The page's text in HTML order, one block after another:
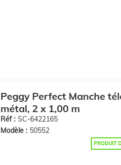
Peggy Perfect Manche
métal, 2 x 1,00 m
Réf : SC-6422165
Modèle : 50552
PRODUIT